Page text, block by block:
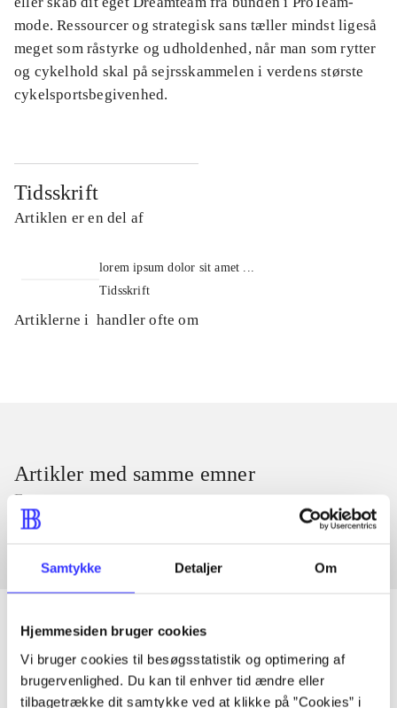
Samtykke Detaljer Om
Hjemmesiden bruger cookies
Vi bruger cookies til besøgsstatistik og optimering af
brugervenlighed. Du kan til enhver tid ændre eller
tilbagetrække dit samtykke ved at klikke på ”Cookies” i
mode. Ressourcer og strategisk sans tæller mindst ligeså
meget som råstyrke og udholdenhed, når man som rytter
og cykelhold skal på sejrsskammelen i verdens største
cykelsportsbegivenhed.
Tidsskrift
Artiklen er en del af
lorem ipsum dolor sit amet ...
Tidsskrift
Artiklerne i handler ofte om
Artikler med samme emner
Fra
Artikler
Alle registrerede artikler fordelt på udgivelser